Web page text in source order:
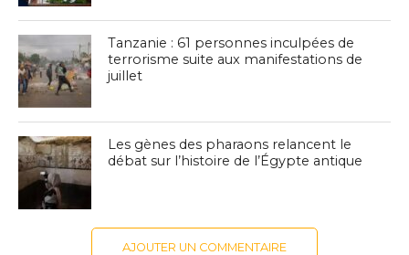
Tanzanie : 61 personnes inculpées de
terrorisme suite aux manifestations de
juillet
Les gènes des pharaons relancent le
débat sur l’histoire de l’Égypte antique
AJOUTER UN COMMENTAIRE